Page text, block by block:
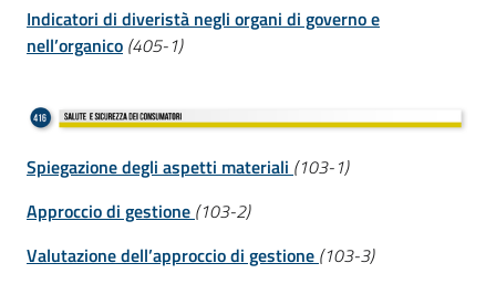
Indicatori di diveristà negli organi di governo e
nell’organico (405-1)
Spiegazione degli aspetti materiali (103-1)
Approccio di gestione (103-2)
Valutazione dell’approccio di gestione (103-3)